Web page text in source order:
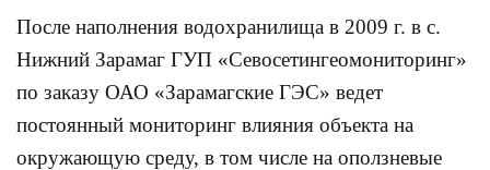
После наполнения водохранилища в 2009 г. в с.
Нижний Зарамаг ГУП «Севосетингеомониторинг»
по заказу ОАО «Зарамагские ГЭС» ведет
постоянный мониторинг влияния объекта на
окружающую среду, в том числе на оползневые